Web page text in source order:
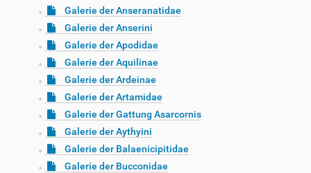
Galerie der Anseranatidae
Galerie der Anserini
Galerie der Apodidae
Galerie der Aquilinae
Galerie der Ardeinae
Galerie der Artamidae
Galerie der Gattung Asarcornis
Galerie der Aythyini
Galerie der Balaenicipitidae
Galerie der Bucconidae